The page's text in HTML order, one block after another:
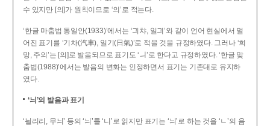
수 있지만 [의]가 원칙이므로 ‘의’로 적는다.
‘한글 마춤법 통일안(1933)’에서는 ‘긔챠, 일긔’와 같이 언어 현실에서 멀
어진 표기를 ‘기차(汽車), 일기(日氣)’로 적을 것을 규정하였다. 그러나 ‘희
망, 주의’는 [의]로 발음되므로 표기도 ‘ㅢ’로 한다고 규정하였다. ‘한글 맞
춤법(1988)’에서는 발음의 변화는 인정하면서 표기는 기존대로 유지하
였다.
‘늬’의 발음과 표기
‘늴리리, 무늬’ 등의 ‘늬’를 ‘니’로 읽지만 표기는 ‘늬’로 하는 것을 ‘ㄴ’의 음